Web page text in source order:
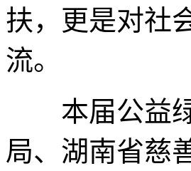
扶，更是对社
流。
本届公益绿
局、湖南省慈